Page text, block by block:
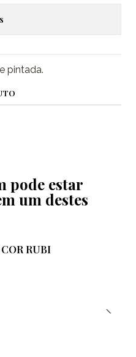
pintada.
pode estar
um destes
RUBI